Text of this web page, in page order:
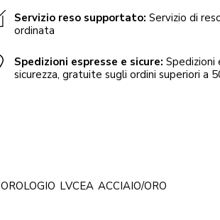
Servizio reso supportato: Servizio di
ordinata
Spedizioni espresse e sicure: Spedizioni
sicurezza, gratuite sugli ordini superiori a
OROLOGIO LVCEA ACCIAIO/ORO